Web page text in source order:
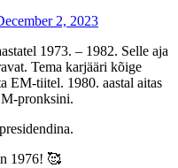
2, 2023
1973. – 1982. Selle aja
Tema karjääri kõige
EM-tiitel. 1980. aastal aitas
pronksini.
1976! 🥰